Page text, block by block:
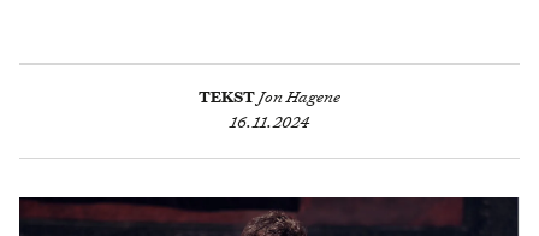
TEKSTJon Hagene
16.11.2024